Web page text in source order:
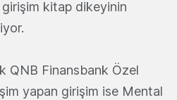
girişim kitap dikeyinin
QNB Finansbank Özel
yapan girişim ise Mental